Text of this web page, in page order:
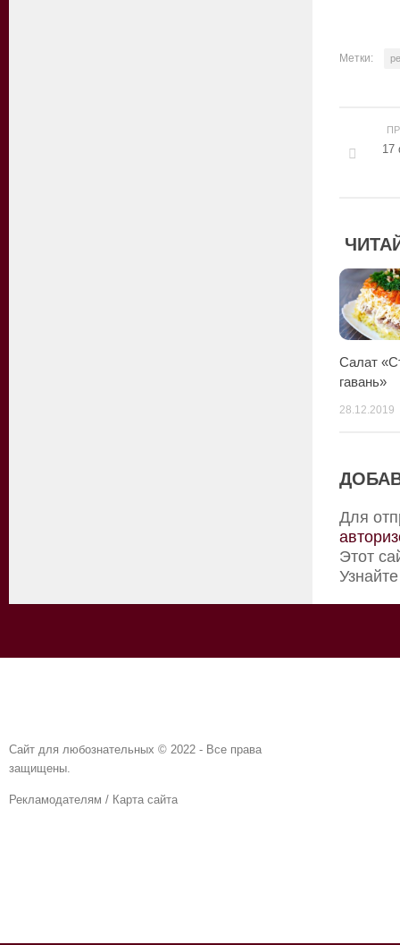
Метки:
17
Салат
гавань»‎
28.12.2019
Для
Этот
Сайт для любознательных © 2022 - Все права
защищены.
Рекламодателям / Карта сайта